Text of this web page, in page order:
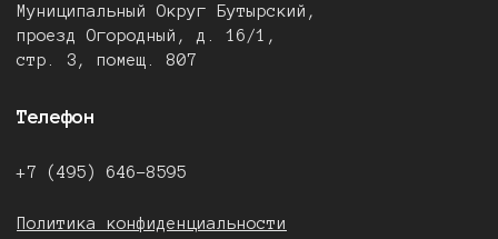
Муниципальный Округ Бутырский,
проезд Огородный, д. 16/1,
стр. 3, помещ. 807
Телефон
+7 (495) 646-8595
Политика конфиденциальности